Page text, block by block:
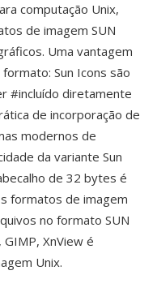
computação Unix,
de imagem SUN
Uma vantagem
Sun Icons são
#incluído diretamente
de incorporação de
modernos de
da variante Sun
de 32 bytes é
formatos de imagem
no formato SUN
, GIMP, XnView é
Unix.